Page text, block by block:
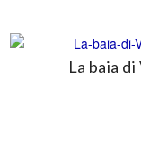
La baia